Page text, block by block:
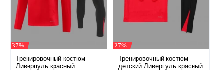
-37%
Тренировочный костюм
Ливерпуль красный
-27%
Тренировочный костюм
детский Ливерпуль красный